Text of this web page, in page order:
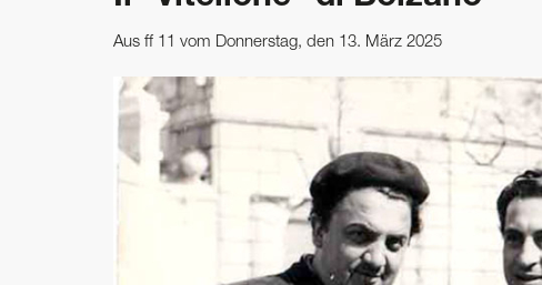
Aus ff 11 vom Donnerstag, den 13. März 2025